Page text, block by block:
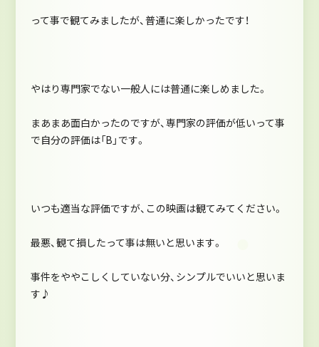
って事で観てみましたが、普通に楽しかったです！
やはり専門家でない一般人には普通に楽しめました。
まあまあ面白かったのですが、専門家の評価が低いって事
で自分の評価は「B」です。
いつも適当な評価ですが、この映画は観てみてください。
最悪、観て損したって事は無いと思います。
事件をややこしくしていない分、シンプルでいいと思いま
す♪